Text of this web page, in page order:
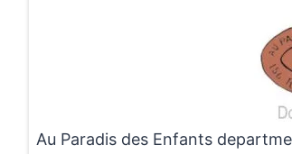
Au Paradis des Enfants